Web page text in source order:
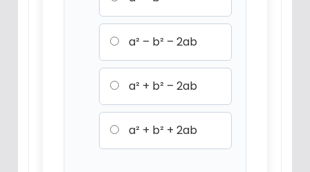
a² – b² – 2ab
a² + b² – 2ab
a² + b² + 2ab